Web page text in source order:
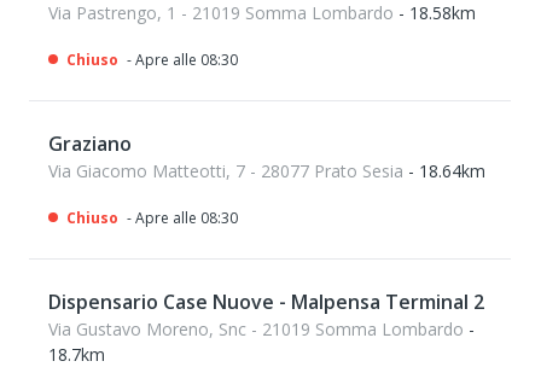
Via Pastrengo, 1 - 21019 Somma Lombardo - 18.58km
Chiuso - Apre alle 08:30
Graziano
Via Giacomo Matteotti, 7 - 28077 Prato Sesia - 18.64km
Chiuso - Apre alle 08:30
Dispensario Case Nuove - Malpensa Terminal 2
Via Gustavo Moreno, Snc - 21019 Somma Lombardo -
18.7km